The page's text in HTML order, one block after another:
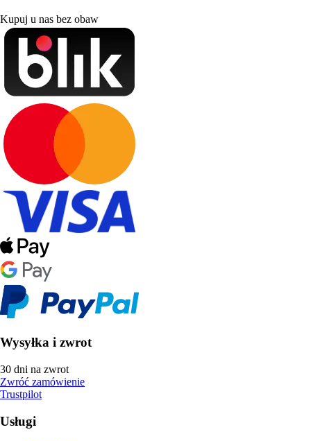
Kupuj u nas bez obaw
Wysyłka i zwrot
30 dni na zwrot
Zwróć zamówienie
Trustpilot
Usługi